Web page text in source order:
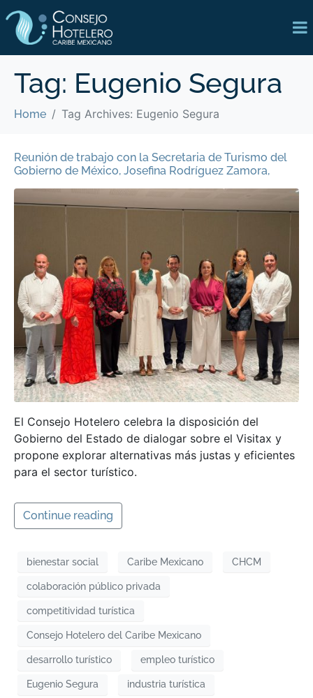
Tag: Eugenio Segura
Home Tag Archives: Eugenio Segura
Reunión de trabajo con la Secretaria de Turismo del
Gobierno de México, Josefina Rodríguez Zamora,
El Consejo Hotelero celebra la disposición del
Gobierno del Estado de dialogar sobre el Visitax y
propone explorar alternativas más justas y eficientes
para el sector turístico.
Continue reading
bienestar social Caribe Mexicano CHCM
colaboración público privada
competitividad turística
Consejo Hotelero del Caribe Mexicano
desarrollo turístico empleo turístico
Eugenio Segura industria turística